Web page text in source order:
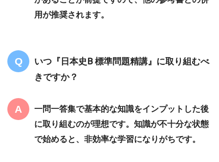
用が推奨されます。
いつ『日本史B 標準問題精講』に取り組むべ
きですか？
一問一答集で基本的な知識をインプットした後
に取り組むのが理想です。知識が不十分な状態
で始めると、非効率な学習になりがちです。